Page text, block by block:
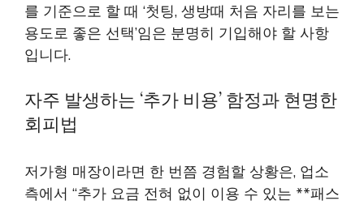
를 기준으로 할 때 ‘첫팅, 생방때 처음 자리를 보는
용도로 좋은 선택’임은 분명히 기입해야 할 사항
입니다.
자주 발생하는 ‘추가 비용’ 함정과 현명한
회피법
저가형 매장이라면 한 번쯤 경험할 상황은, 업소
측에서 “추가 요금 전혀 없이 이용 수 있는 **패스